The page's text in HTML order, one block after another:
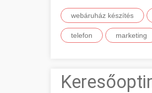
webáruház készítés
telefon marketing